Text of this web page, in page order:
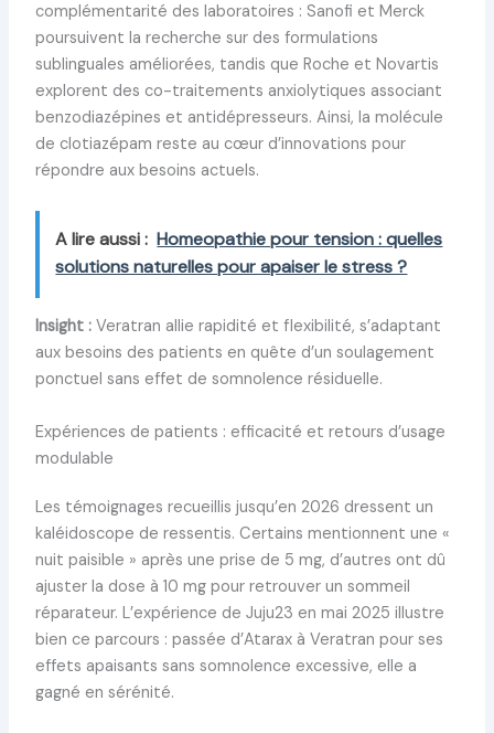
complémentarité des laboratoires : Sanofi et Merck
poursuivent la recherche sur des formulations
sublinguales améliorées, tandis que Roche et Novartis
explorent des co-traitements anxiolytiques associant
benzodiazépines et antidépresseurs. Ainsi, la molécule
de clotiazépam reste au cœur d’innovations pour
répondre aux besoins actuels.
A lire aussi : Homeopathie pour tension : quelles
solutions naturelles pour apaiser le stress ?
Insight :Veratran allie rapidité et flexibilité, s’adaptant
aux besoins des patients en quête d’un soulagement
ponctuel sans effet de somnolence résiduelle.
Expériences de patients : efficacité et retours d’usage
modulable
Les témoignages recueillis jusqu’en 2026 dressent un
kaléidoscope de ressentis. Certains mentionnent une «
nuit paisible » après une prise de 5 mg, d’autres ont dû
ajuster la dose à 10 mg pour retrouver un sommeil
réparateur. L’expérience de Juju23 en mai 2025 illustre
bien ce parcours : passée d’Atarax à Veratran pour ses
effets apaisants sans somnolence excessive, elle a
gagné en sérénité.